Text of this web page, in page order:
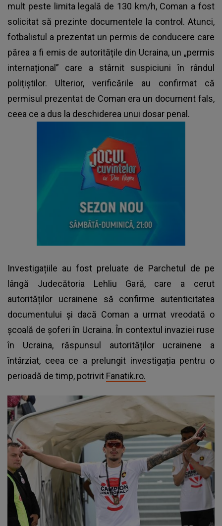
mult peste limita legală de 130 km/h, Coman a fost
solicitat să prezinte documentele la control. Atunci,
fotbalistul a prezentat un permis de conducere care
părea a fi emis de autoritățile din Ucraina, un „permis
internațional” care a stârnit suspiciuni în rândul
polițiștilor. Ulterior, verificările au confirmat că
permisul prezentat de Coman era un document fals,
ceea ce a dus la deschiderea unui dosar penal.
Investigațiile au fost preluate de Parchetul de pe
lângă Judecătoria Lehliu Gară, care a cerut
autorităților ucrainene să confirme autenticitatea
documentului și dacă Coman a urmat vreodată o
școală de șoferi în Ucraina. În contextul invaziei ruse
în Ucraina, răspunsul autorităților ucrainene a
întârziat, ceea ce a prelungit investigația pentru o
perioadă de timp, potrivit Fanatik.ro.